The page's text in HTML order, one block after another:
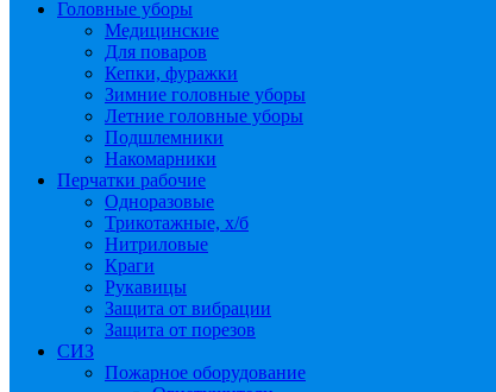
Головные уборы
Медицинские
Для поваров
Кепки, фуражки
Зимние головные уборы
Летние головные уборы
Подшлемники
Накомарники
Перчатки рабочие
Одноразовые
Трикотажные, х/б
Нитриловые
Краги
Рукавицы
Защита от вибрации
Защита от порезов
СИЗ
Пожарное оборудование